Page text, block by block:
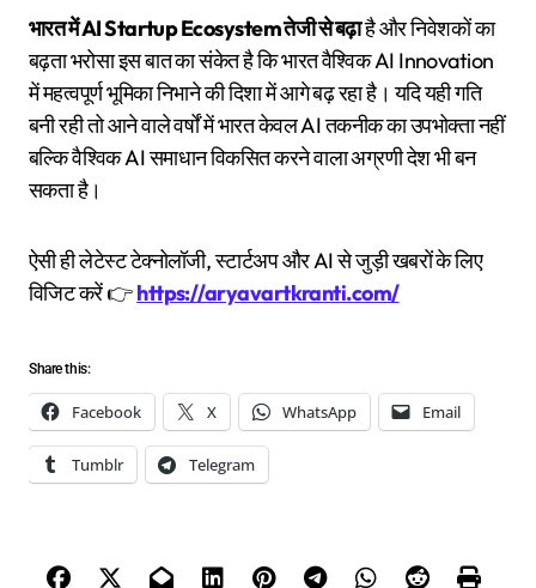
भारत में AI Startup Ecosystem तेजी से बढ़ाहै और निवेशकों का
बढ़ता भरोसा इस बात का संकेत है कि भारत वैश्विक AI Innovation
में महत्वपूर्ण भूमिका निभाने की दिशा में आगे बढ़ रहा है। यदि यही गति
बनी रही तो आने वाले वर्षों में भारत केवल AI तकनीक का उपभोक्ता नहीं
बल्कि वैश्विक AI समाधान विकसित करने वाला अग्रणी देश भी बन
सकता है।
ऐसी ही लेटेस्ट टेक्नोलॉजी, स्टार्टअप और AI से जुड़ी खबरों के लिए
विजिट करें 👉https://aryavartkranti.com/
Share this:
Facebook X WhatsApp Email
Tumblr Telegram